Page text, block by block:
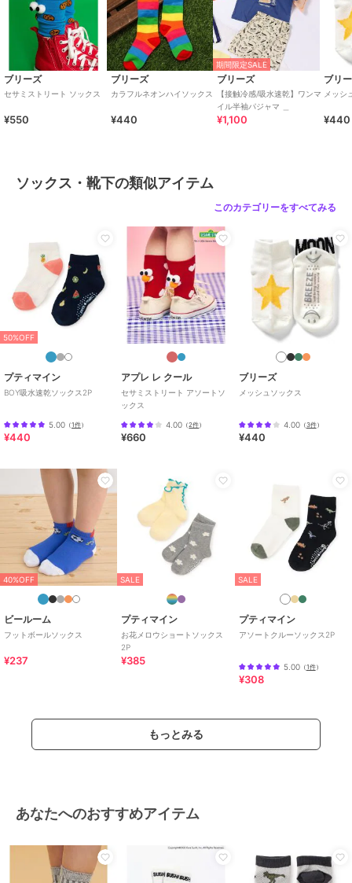
アウトドア/キャンプ・レジャー
/カジュアル
ソックス・靴下
その他柄
クルー丈ソックス/
アウトドア/キャンプ・レジャー
ブリーズ
セサミストリート ソックス
¥550
ブリーズ
カラフルネオンハイソックス
¥440
期間限定SALE
ブリーズ
【接触冷感/吸水速乾】ワンマ
¥1,100
ブリ
メッシ
¥440
ソックス・靴下の類似アイテム
このカテゴリーをすべてみる
50%OFF
プティマイン
BOY吸水速乾ソックス2P
5.00 （1件）
¥440
アプレ レ クール
セサミストリート アソートソ
ックス
4.00 （2件）
¥660
ブリーズ
メッシュソックス
4.00（3件）
¥440
40%OFF
ビールーム
フットボールソックス
¥237
SALE
プティマイン
お花メロウショートソックス
2P
¥385
SALE
プティマイン
アソートクルーソックス2P
5.00（1件）
¥308
もっとみる
あなたへのおすすめアイテム